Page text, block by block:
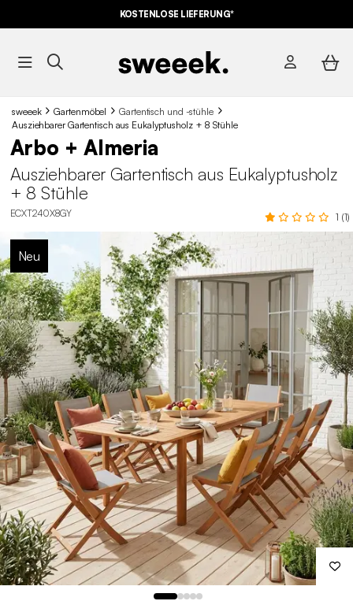
KOSTENLOSE LIEFERUNG*
sweeek Gartenmöbel
Gartentisch und -stühle
Ausziehbarer Gartentisch aus Eukalyptusholz + 8 Stühle
Arbo + Almeria
Ausziehbarer Gartentisch aus Eukalyptusholz
+ 8 Stühle
ECXT240X8GY 1 (1)
Neu